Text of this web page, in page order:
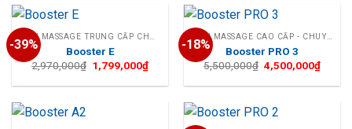
580,000₫.
-39% MÁY MASSAGE TRUNG CẤP CHO CÁ NHÂN
Booster E
2,970,000₫ Giá
gốc
là:
1,799,000₫Giá
tại
1,799,000₫.
-18% MÁY MASSAGE CAO CẤP - CHUYÊN NGHIỆP
Booster PRO 3
5,500,000₫ Giá
gốc
là:
4,500,000₫Giá
tại